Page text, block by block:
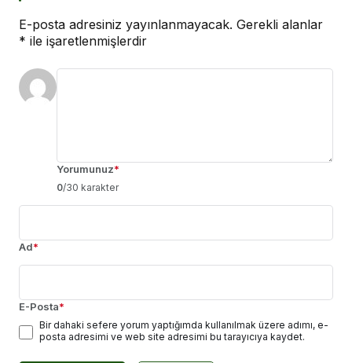
E-posta adresiniz yayınlanmayacak. Gerekli alanlar
* ile işaretlenmişlerdir
Yorumunuz*
0/30 karakter
Ad*
E-Posta*
Bir dahaki sefere yorum yaptığımda kullanılmak üzere adımı, e-
posta adresimi ve web site adresimi bu tarayıcıya kaydet.